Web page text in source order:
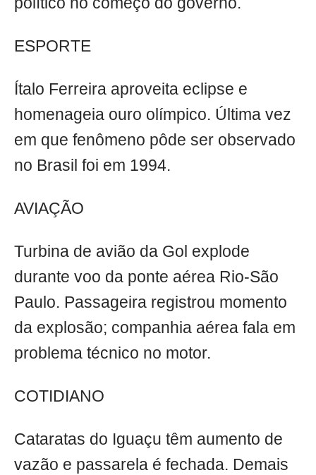
ESPORTE
Ítalo Ferreira aproveita eclipse e
homenageia ouro olímpico. Última vez
em que fenômeno pôde ser observado
no Brasil foi em 1994.
AVIAÇÃO
Turbina de avião da Gol explode
durante voo da ponte aérea Rio-São
Paulo. Passageira registrou momento
da explosão; companhia aérea fala em
problema técnico no motor.
COTIDIANO
Cataratas do Iguaçu têm aumento de
vazão e passarela é fechada. Demais